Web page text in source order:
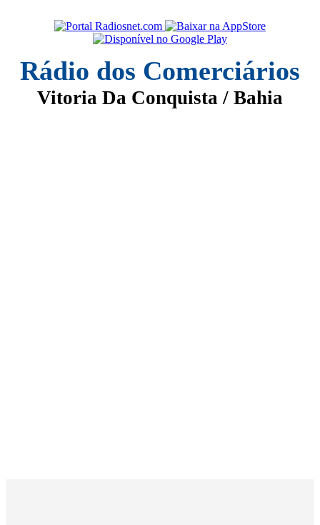
Rádio dos Comerciários
Vitoria Da Conquista / Bahia